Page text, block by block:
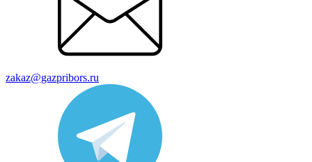
zakaz@gazpribors.ru